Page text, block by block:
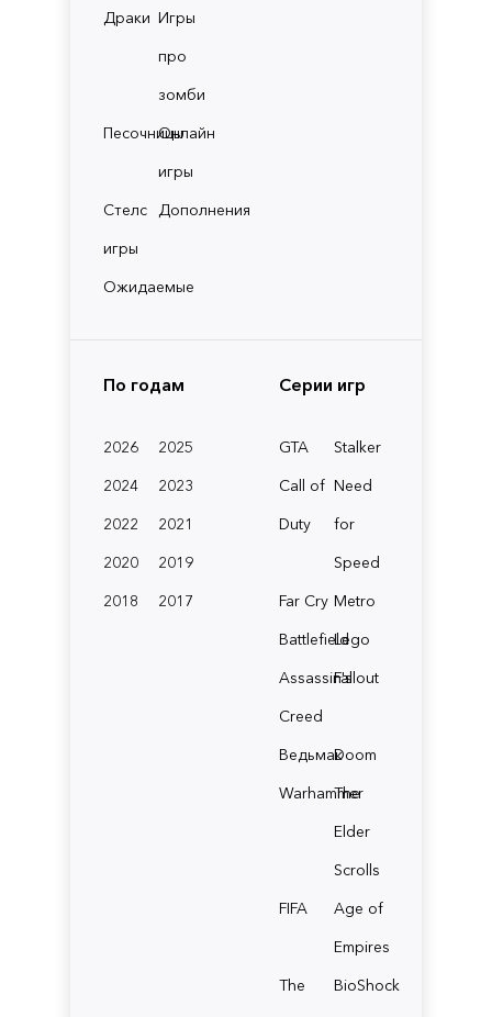
Драки Игры
про
зомби
ПесочницыОнлайн
игры
Стелс
игры
Дополнения
Ожидаемые
По годам
2026
2025
2024
2023
2022
2021
2020
2019
2018
2017
Серии игр
GTA
Stalker
Call of
Duty
Need
for
Speed
Far Cry Metro
BattlefieldLego
Assassin's
Creed
Fallout
ВедьмакDoom
Warhammer
The
Elder
Scrolls
FIFA
Age of
Empires
The
BioShock